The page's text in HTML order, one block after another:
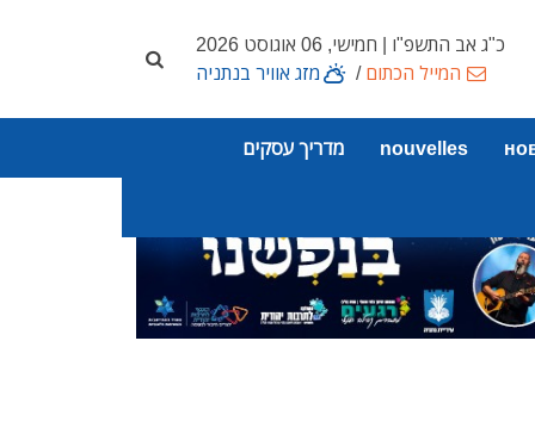
כ"ג אב התשפ"ו | חמישי, 06 אוגוסט 2026
המייל הכתום/ מזג אוויר בנתניה
nouvelles מדריך עסקים